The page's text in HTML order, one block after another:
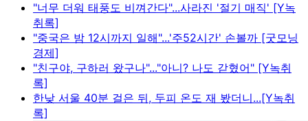
"너무 더워 태풍도 비껴간다"...사라진 '절기 매직' [Y녹
취록]
"중국은 밤 12시까지 일해"...'주52시간' 손볼까 [굿모닝
경제]
"친구야, 구하러 왔구나"..."아니? 나도 갇혔어" [Y녹취
록]
한낮 서울 40분 걸은 뒤, 두피 온도 재 봤더니...[Y녹취
록]